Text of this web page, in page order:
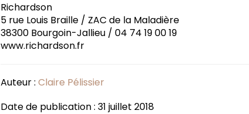
Richardson
5 rue Louis Braille / ZAC de la Maladière
38300 Bourgoin-Jallieu / 04 74 19 00 19
www.richardson.fr
Auteur : Claire Pélissier
Date de publication : 31 juillet 2018